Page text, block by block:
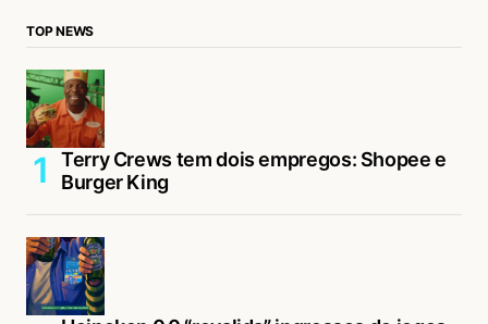
TOP NEWS
Terry Crews tem dois empregos: Shopee e
Burger King